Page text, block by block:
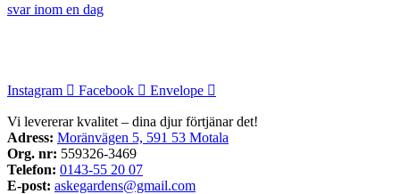
svar inom en dag
Instagram Facebook Envelope
Vi levererar kvalitet – dina djur förtjänar det!
Adress: Moränvägen 5, 591 53 Motala
Org. nr: 559326-3469
Telefon: 0143-55 20 07
E-post: askegardens@gmail.com